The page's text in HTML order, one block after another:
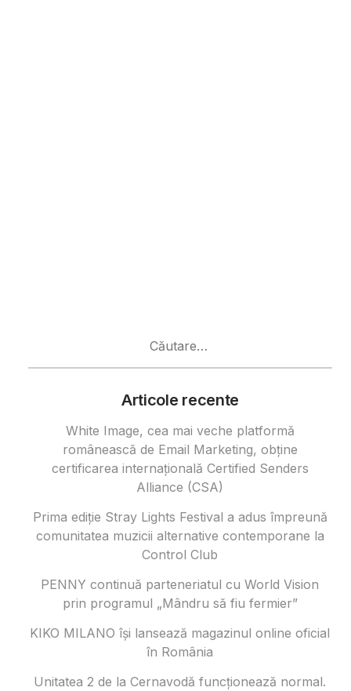
Articole recente
White Image, cea mai veche platformă
românească de Email Marketing, obține
certificarea internațională Certified Senders
Alliance (CSA)
Prima ediție Stray Lights Festival a adus împreună
comunitatea muzicii alternative contemporane la
Control Club
PENNY continuă parteneriatul cu World Vision
prin programul „Mândru să fiu fermier”
KIKO MILANO își lansează magazinul online oficial
în România
Unitatea 2 de la Cernavodă funcționează normal.